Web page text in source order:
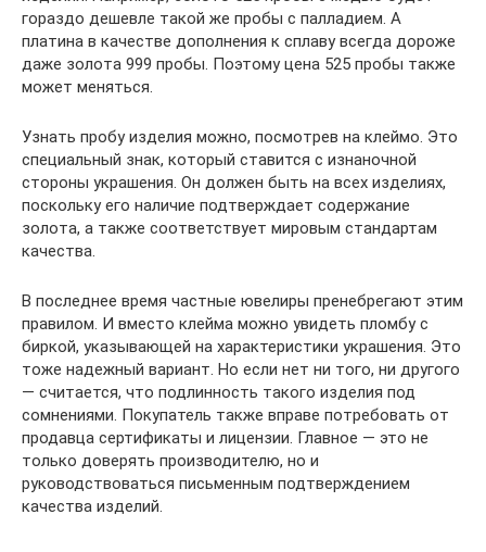
гораздо дешевле такой же пробы с палладием. А
платина в качестве дополнения к сплаву всегда дороже
даже золота 999 пробы. Поэтому цена 525 пробы также
может меняться.
Узнать пробу изделия можно, посмотрев на клеймо. Это
специальный знак, который ставится с изнаночной
стороны украшения. Он должен быть на всех изделиях,
поскольку его наличие подтверждает содержание
золота, а также соответствует мировым стандартам
качества.
В последнее время частные ювелиры пренебрегают этим
правилом. И вместо клейма можно увидеть пломбу с
биркой, указывающей на характеристики украшения. Это
тоже надежный вариант. Но если нет ни того, ни другого
— считается, что подлинность такого изделия под
сомнениями. Покупатель также вправе потребовать от
продавца сертификаты и лицензии. Главное — это не
только доверять производителю, но и
руководствоваться письменным подтверждением
качества изделий.